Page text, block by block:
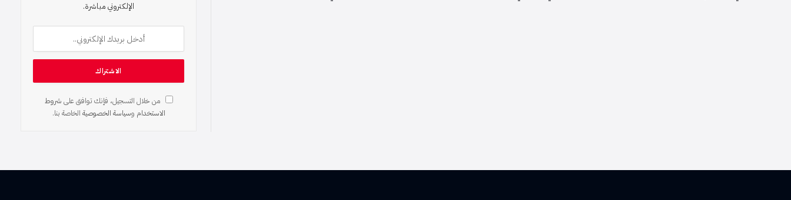
الإلكتروني مباشرة.
من خلال التسجيل، فإنك توافق على شروط
الاستخدام وسياسة الخصوصية الخاصة بنا.